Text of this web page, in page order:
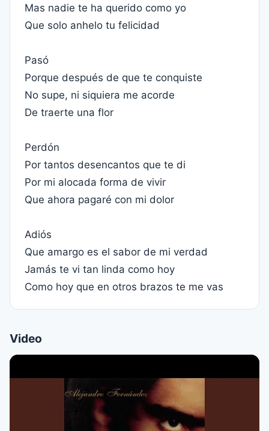
Mas nadie te ha querido como yo
Que solo anhelo tu felicidad
Pasó
Porque después de que te conquiste
No supe, ni siquiera me acorde
De traerte una flor
Perdón
Por tantos desencantos que te di
Por mi alocada forma de vivir
Que ahora pagaré con mi dolor
Adiós
Que amargo es el sabor de mi verdad
Jamás te vi tan linda como hoy
Como hoy que en otros brazos te me vas
Video